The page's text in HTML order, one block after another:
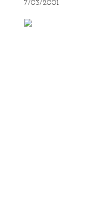
7/03/2001